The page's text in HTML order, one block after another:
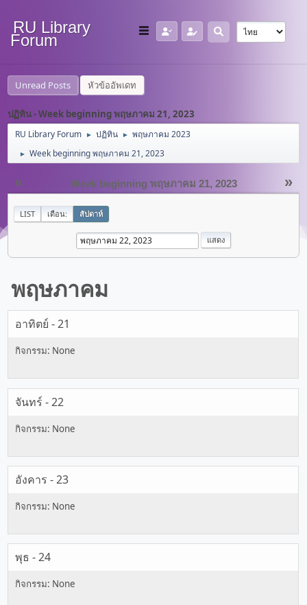
RU Library
Forum
Unread Posts หัวข้ออัพเดท
ปฏิทิน - Week beginning พฤษภาคม 21, 2023
RU Library Forum ► ปฏิทิน ► พฤษภาคม 2023
► Week beginning พฤษภาคม 21, 2023
« »
Week beginning พฤษภาคม 21, 2023
LIST เดือน: สัปดาห์
พฤษภาคม
อาทิตย์ - 21
จันทร์ - 22
อังคาร - 23
พุธ - 24